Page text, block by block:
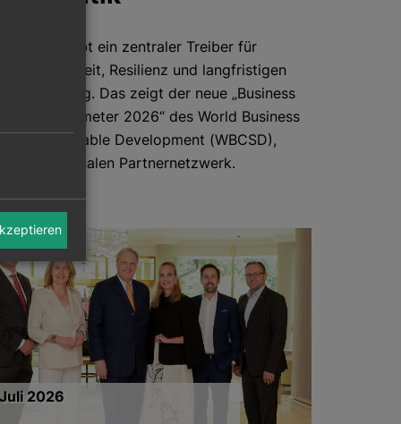
bleibt ein zentraler Treiber für
Resilienz und langfristigen
Das zeigt der neue „Business
Barometer 2026“ des World Business
for Sustainable Development (WBCSD),
internationalen Partnernetzwerk.
2026